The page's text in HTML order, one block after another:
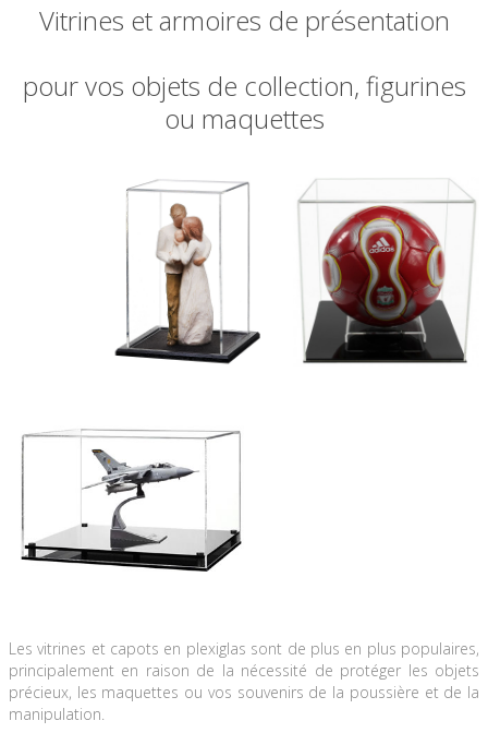
Vitrines et armoires de présentation
pour vos objets de collection, figurines
ou maquettes
Les vitrines et capots en plexiglas sont de plus en plus populaires,
principalement en raison de la nécessité de protéger les objets
précieux, les maquettes ou vos souvenirs de la poussière et de la
manipulation.